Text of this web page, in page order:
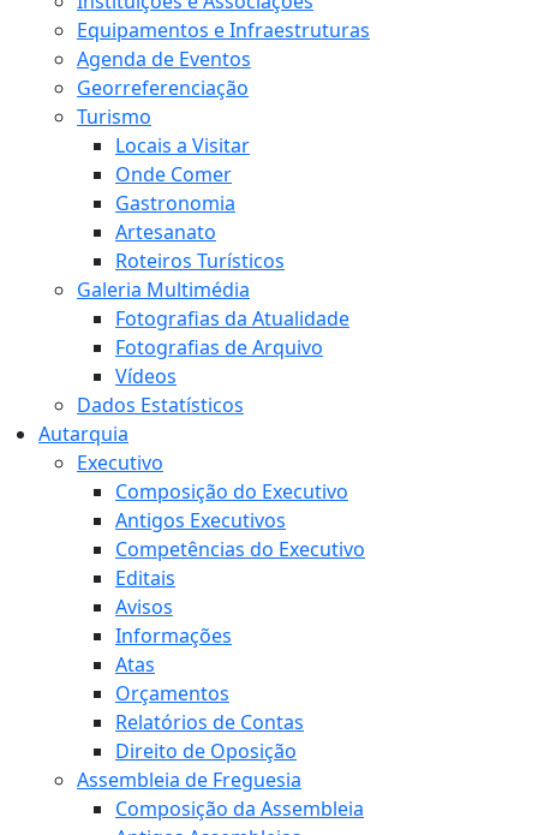
Equipamentos e Infraestruturas
Agenda de Eventos
Georreferenciação
Turismo
Locais a Visitar
Onde Comer
Gastronomia
Artesanato
Roteiros Turísticos
Galeria Multimédia
Fotografias da Atualidade
Fotografias de Arquivo
Vídeos
Dados Estatísticos
Autarquia
Executivo
Composição do Executivo
Antigos Executivos
Competências do Executivo
Editais
Avisos
Informações
Atas
Orçamentos
Relatórios de Contas
Direito de Oposição
Assembleia de Freguesia
Composição da Assembleia